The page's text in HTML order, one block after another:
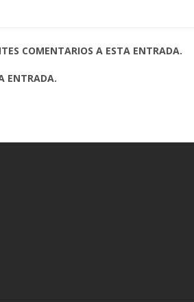
COMENTARIOS A ESTA ENTRADA.
ENTRADA.